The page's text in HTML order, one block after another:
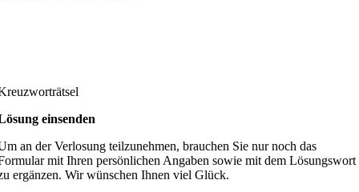
einsenden
an der Verlosung teilzunehmen, brauchen Sie nur noch das
mit Ihren persönlichen Angaben sowie mit dem Lösungswort
ergänzen. Wir wünschen Ihnen viel Glück.